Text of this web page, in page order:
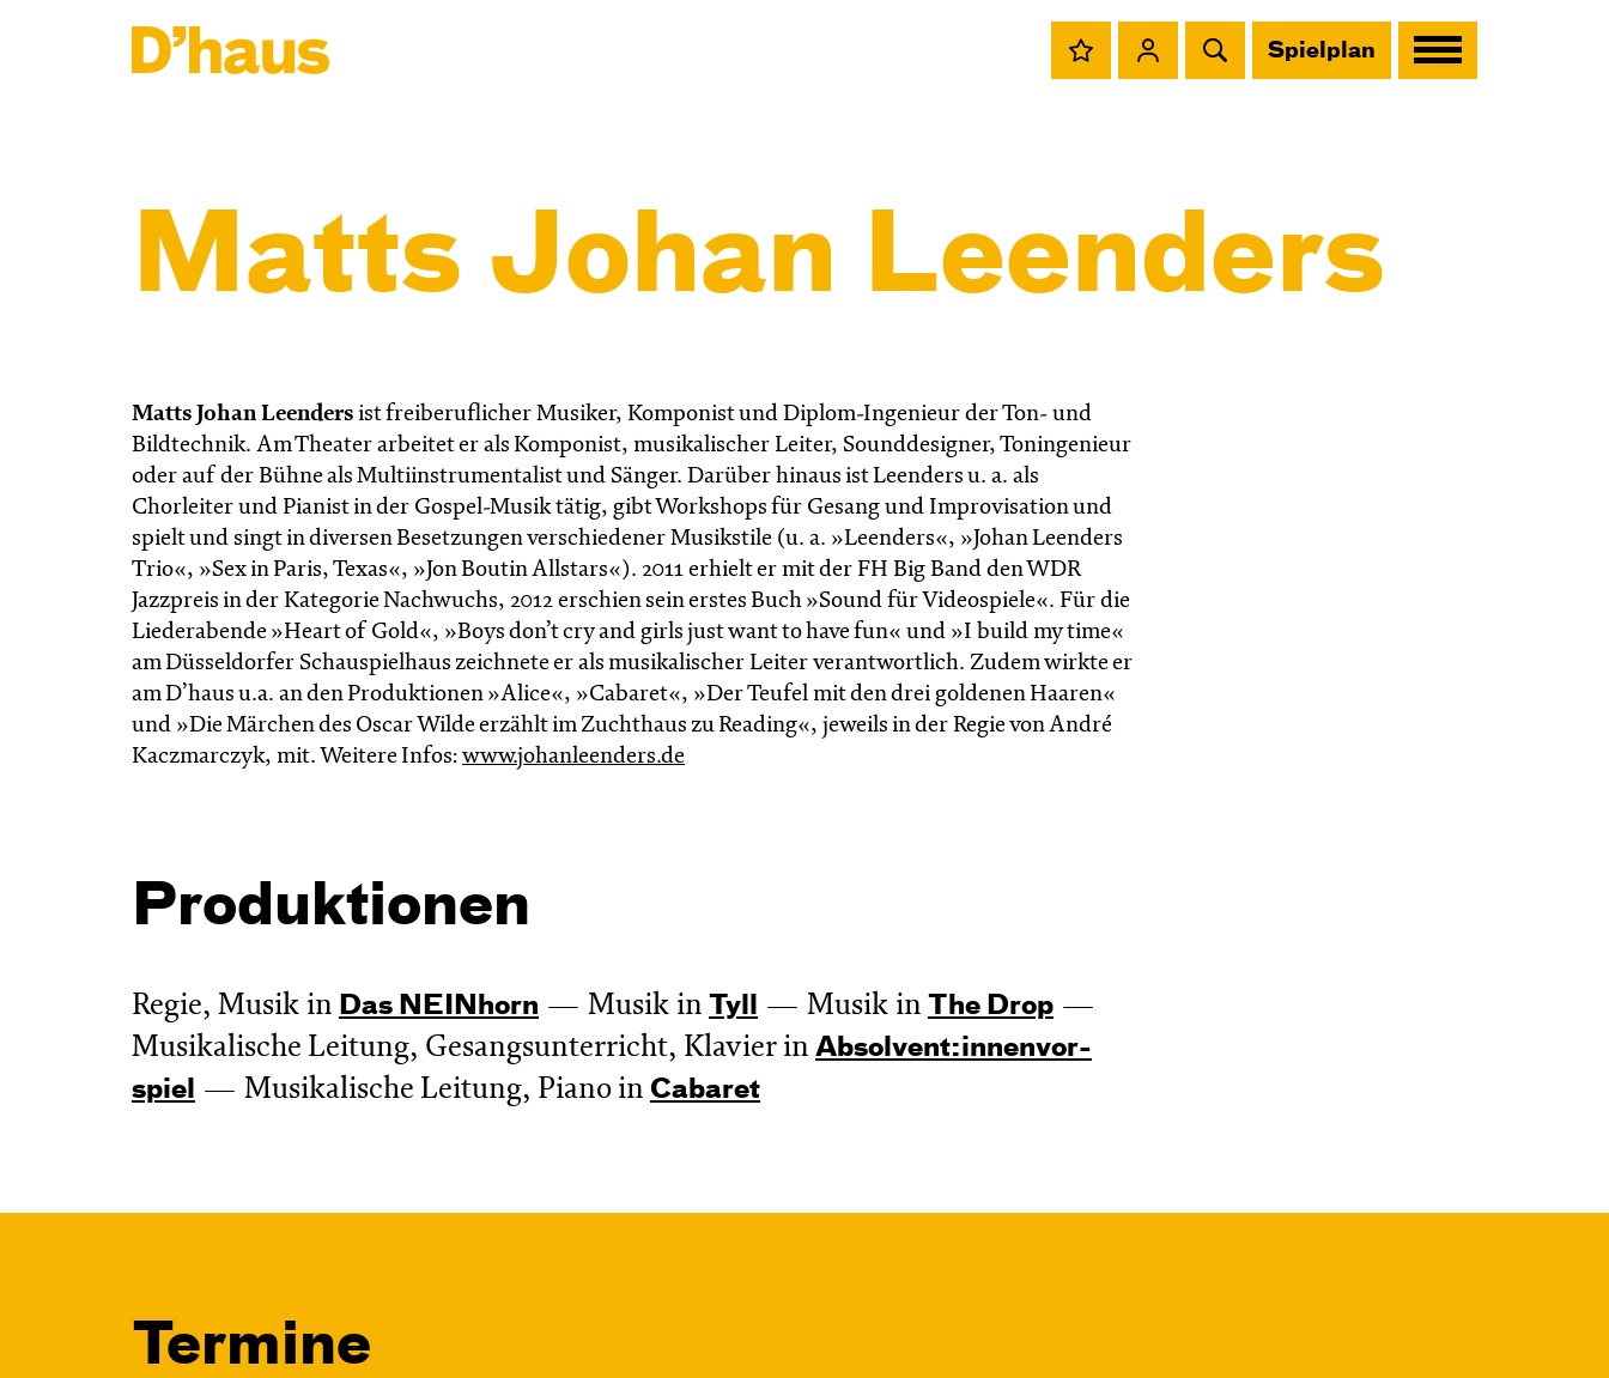
Spielplan
Matts Johan Leenders
Matts Johan Leenders ist freiberuflicher Musiker, Komponist und Diplom-Ingenieur der Ton- und
Bildtechnik. Am Theater arbeitet er als Komponist, musikalischer Leiter, Sounddesigner, Toningenieur
oder auf der Bühne als Multiinstrumentalist und Sänger. Darüber hinaus ist Leenders u. a. als
Chorleiter und Pianist in der Gospel-Musik tätig, gibt Workshops für Gesang und Improvisation und
spielt und singt in diversen Besetzungen verschiedener Musikstile (u. a. »Leenders«, »Johan Leenders
Trio«, »Sex in Paris, Texas«, »Jon Boutin Allstars«). 2011 erhielt er mit der FH Big Band den WDR
Jazzpreis in der Kategorie Nachwuchs, 2012 erschien sein erstes Buch »Sound für Videospiele«. Für die
Liederabende »Heart of Gold«, »Boys don’t cry and girls just want to have fun« und »I build my time«
am Düsseldorfer Schauspielhaus zeichnete er als musikalischer Leiter verantwortlich. Zudem wirkte er
am D’haus u.a. an den Produktionen »Alice«, »Cabaret«, »Der Teufel mit den drei goldenen Haaren«
und »Die Märchen des Oscar Wilde erzählt im Zucht­haus zu Reading«, jeweils in der Regie von André
Kaczmarczyk, mit. Weitere Infos: www.johanleenders.de
Produktionen
Regie, Musik in Das NEIN­horn Musik in Tyll Musik in The Drop
Musikalische Leitung, Gesangsunterricht, Klavier in Absol­vent:innen­vor­
spiel
Musikalische Leitung, Piano in Cabaret
Termine